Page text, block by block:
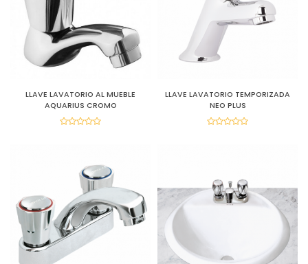
LLAVE LAVATORIO AL MUEBLE
AQUARIUS CROMO
LLAVE LAVATORIO TEMPORIZADA
NEO PLUS